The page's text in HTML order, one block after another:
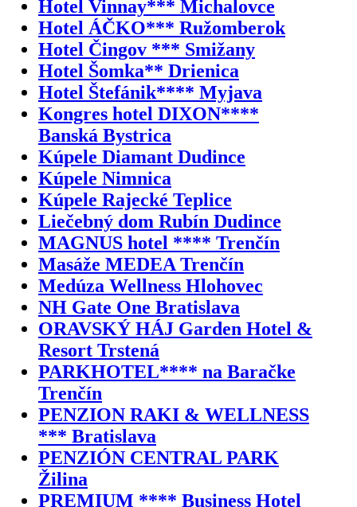
Hotel Vinnay*** Michalovce
Hotel ÁČKO*** Ružomberok
Hotel Čingov *** Smižany
Hotel Šomka** Drienica
Hotel Štefánik**** Myjava
Kongres hotel DIXON****
Banská Bystrica
Kúpele Diamant Dudince
Kúpele Nimnica
Kúpele Rajecké Teplice
Liečebný dom Rubín Dudince
MAGNUS hotel **** Trenčín
Masáže MEDEA Trenčín
Medúza Wellness Hlohovec
NH Gate One Bratislava
ORAVSKÝ HÁJ Garden Hotel &
Resort Trstená
PARKHOTEL**** na Baračke
Trenčín
PENZION RAKI & WELLNESS
*** Bratislava
PENZIÓN CENTRAL PARK
Žilina
PREMIUM **** Business Hotel